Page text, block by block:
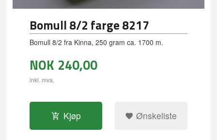
Bomull 8/2 farge 8217
Bomull 8/2 fra Kinna, 250 gram ca. 1700 m.
NOK 240,00
inkl. mva.
Kjøp Ønskeliste